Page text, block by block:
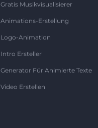
Gratis Musikvisualisierer
Animations-Erstellung
Logo-Animation
Intro Ersteller
Generator Für Animierte Texte
Video Erstellen